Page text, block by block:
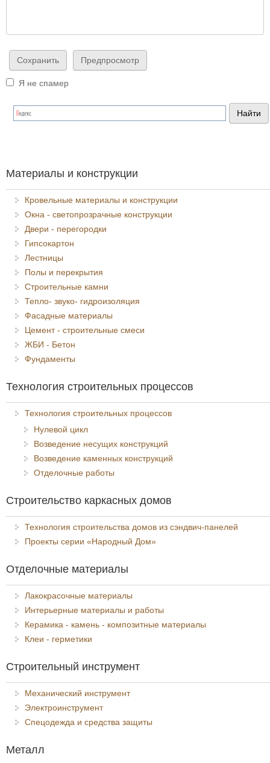
Я не спамер
Я спамер
Материалы и конструкции
Кровельные материалы и конструкции
Окна - светопрозрачные конструкции
Двери - перегородки
Гипсокартон
Лестницы
Полы и перекрытия
Строительные камни
Тепло- звуко- гидроизоляция
Фасадные материалы
Цемент - строительные смеси
ЖБИ - Бетон
Фундаменты
Технология строительных процессов
Технология строительных процессов
Нулевой цикл
Возведение несущих конструкций
Возведение каменных конструкций
Отделочные работы
Строительство каркасных домов
Технология строительства домов из сэндвич-панелей
Проекты серии «Народный Дом»
Отделочные материалы
Лакокрасочные материалы
Интерьерные материалы и работы
Керамика - камень - композитные материалы
Клеи - герметики
Строительный инструмент
Механический инструмент
Электроинструмент
Спецодежда и средства защиты
Металл